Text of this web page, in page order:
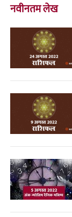
नवीनतम लेख